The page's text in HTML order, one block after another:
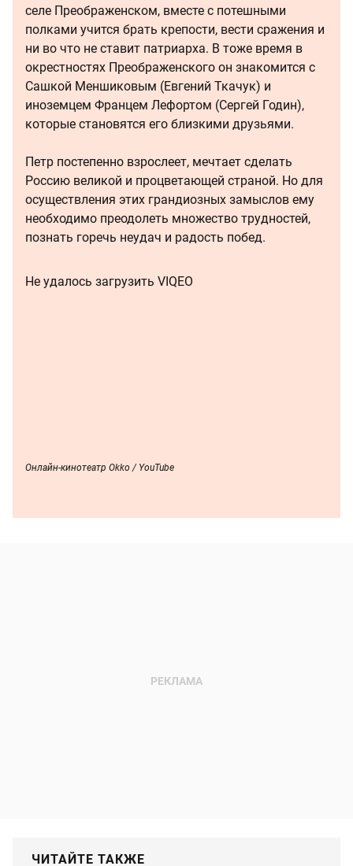
селе Преображенском, вместе с потешными
полками учится брать крепости, вести сражения и
ни во что не ставит патриарха. В тоже время в
окрестностях Преображенского он знакомится с
Сашкой Меншиковым (Евгений Ткачук) и
иноземцем Францем Лефортом (Сергей Годин),
которые становятся его близкими друзьями.
Петр постепенно взрослеет, мечтает сделать
Россию великой и процветающей страной. Но для
осуществления этих грандиозных замыслов ему
необходимо преодолеть множество трудностей,
познать горечь неудач и радость побед.
Не удалось загрузить VIQEO
Онлайн-кинотеатр Okko / YouTube
ЧИТАЙТЕ ТАКЖЕ